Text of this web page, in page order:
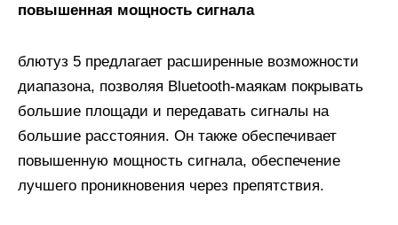
повышенная мощность сигнала
блютуз 5 предлагает расширенные возможности
диапазона, позволяя Bluetooth-маякам покрывать
большие площади и передавать сигналы на
большие расстояния. Он также обеспечивает
повышенную мощность сигнала, обеспечение
лучшего проникновения через препятствия.